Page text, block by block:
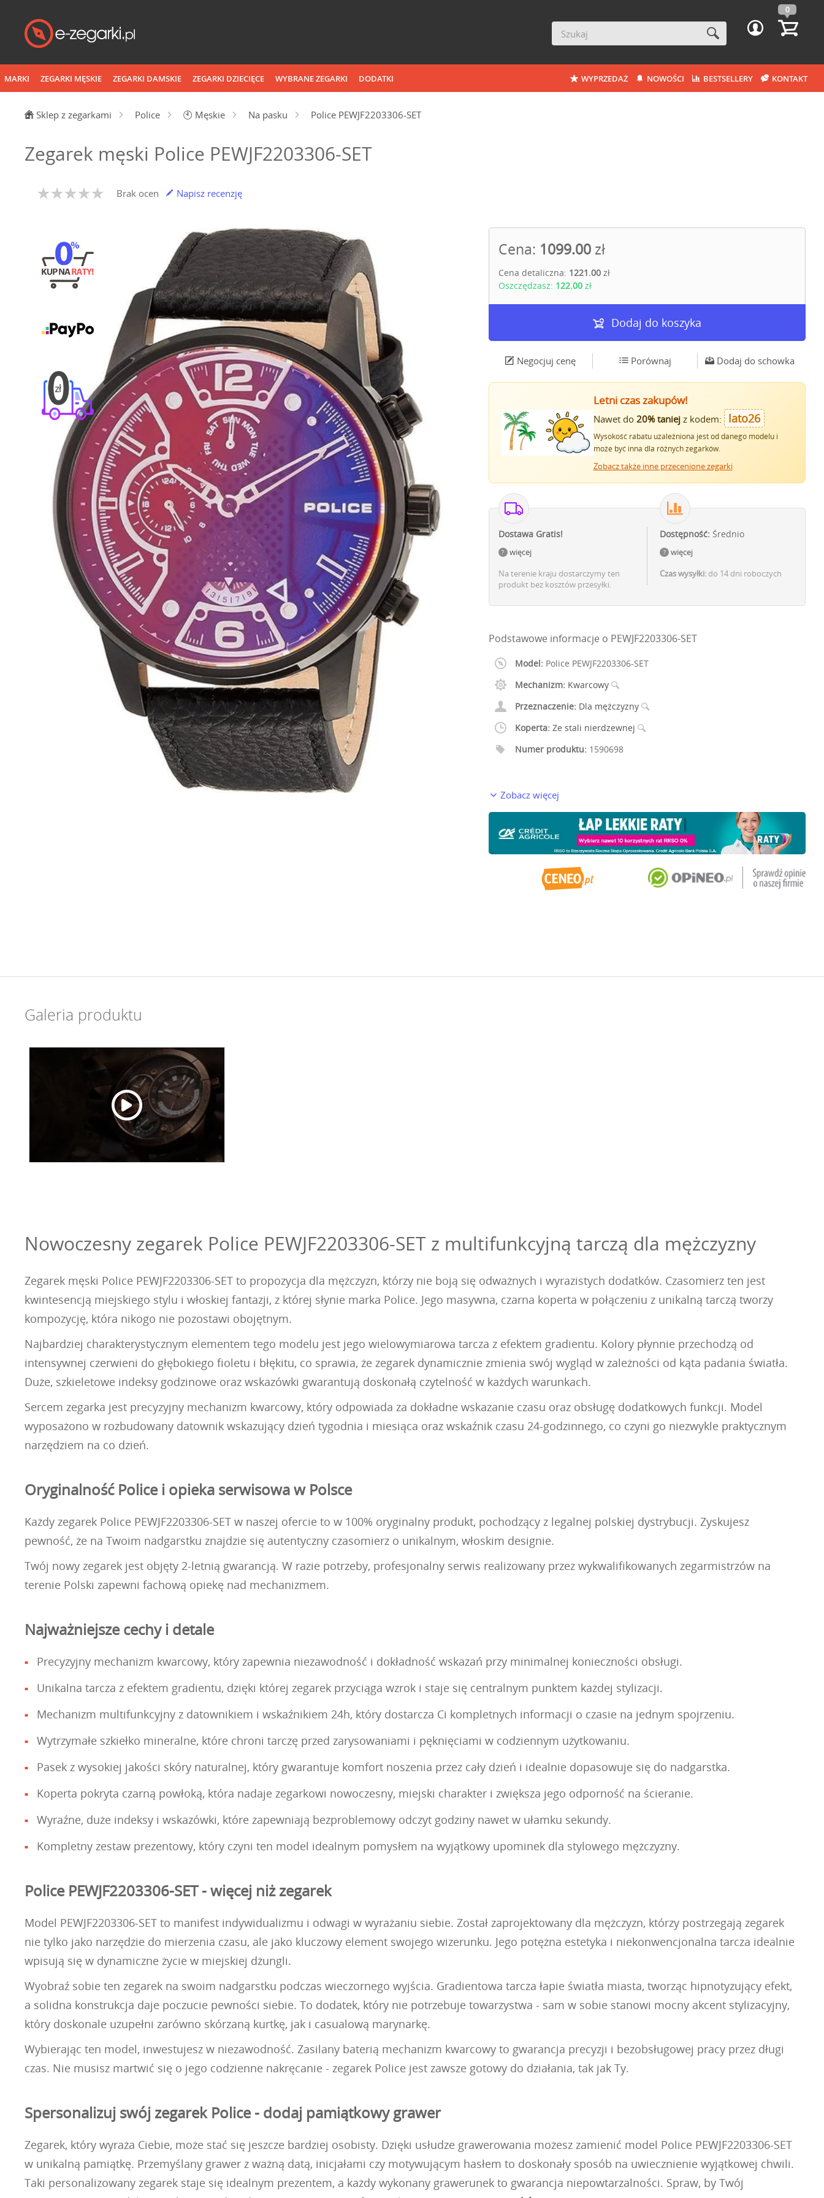
0
MARKI ZEGARKI MĘSKIE ZEGARKI DAMSKIE ZEGARKI DZIECIĘCE WYBRANE ZEGARKI DODATKI WYPRZEDAŻ NOWOŚCI BESTSELLERY KONTAKT
Sklep z zegarkami Police 🕙 Męskie Na pasku Police PEWJF2203306-SET
Zegarek męski Police PEWJF2203306-SET
Brak ocen Napisz recenzję
Cena: 1099.00 zł
Cena detaliczna: 1221.00zł
Oszczędzasz: 122.00zł
Dodaj do koszyka
Negocjuj cenę Porównaj Dodaj do schowka
Letni czas zakupów!
Nawet do 20% taniejz kodem: lato26
Wysokość rabatu uzależniona jest od danego modelu i
może być inna dla różnych zegarków.
Zobacz także inne przecenione zegarki
Dostawa Gratis!
więcej
Na terenie kraju dostarczymy ten
produkt bez kosztów przesyłki.
Dostępność:Średnio
więcej
Czas wysyłki: do 14 dni roboczych
Podstawowe informacje o PEWJF2203306-SET
Model: Police PEWJF2203306-SET
Mechanizm: Kwarcowy
Przeznaczenie: Dla mężczyzny
Koperta: Ze stali nierdzewnej
Numer produktu: 1590698
Zobacz więcej
Galeria produktu
Nowoczesny zegarek Police PEWJF2203306-SET z multifunkcyjną tarczą dla mężczyzny
Zegarek męski Police PEWJF2203306-SET to propozycja dla mężczyzn, którzy nie boją się odważnych i wyrazistych dodatków. Czasomierz ten jest
kwintesencją miejskiego stylu i włoskiej fantazji, z której słynie marka Police. Jego masywna, czarna koperta w połączeniu z unikalną tarczą tworzy
kompozycję, która nikogo nie pozostawi obojętnym.
Najbardziej charakterystycznym elementem tego modelu jest jego wielowymiarowa tarcza z efektem gradientu. Kolory płynnie przechodzą od
intensywnej czerwieni do głębokiego fioletu i błękitu, co sprawia, że zegarek dynamicznie zmienia swój wygląd w zależności od kąta padania światła.
Duże, szkieletowe indeksy godzinowe oraz wskazówki gwarantują doskonałą czytelność w każdych warunkach.
Sercem zegarka jest precyzyjny mechanizm kwarcowy, który odpowiada za dokładne wskazanie czasu oraz obsługę dodatkowych funkcji. Model
wyposażono w rozbudowany datownik wskazujący dzień tygodnia i miesiąca oraz wskaźnik czasu 24-godzinnego, co czyni go niezwykle praktycznym
narzędziem na co dzień.
Oryginalność Police i opieka serwisowa w Polsce
Każdy zegarek Police PEWJF2203306-SET w naszej ofercie to w 100% oryginalny produkt, pochodzący z legalnej polskiej dystrybucji. Zyskujesz
pewność, że na Twoim nadgarstku znajdzie się autentyczny czasomierz o unikalnym, włoskim designie.
Twój nowy zegarek jest objęty 2-letnią gwarancją. W razie potrzeby, profesjonalny serwis realizowany przez wykwalifikowanych zegarmistrzów na
terenie Polski zapewni fachową opiekę nad mechanizmem.
Najważniejsze cechy i detale
Precyzyjny mechanizm kwarcowy, który zapewnia niezawodność i dokładność wskazań przy minimalnej konieczności obsługi.
Unikalna tarcza z efektem gradientu, dzięki której zegarek przyciąga wzrok i staje się centralnym punktem każdej stylizacji.
Mechanizm multifunkcyjny z datownikiem i wskaźnikiem 24h, który dostarcza Ci kompletnych informacji o czasie na jednym spojrzeniu.
Wytrzymałe szkiełko mineralne, które chroni tarczę przed zarysowaniami i pęknięciami w codziennym użytkowaniu.
Pasek z wysokiej jakości skóry naturalnej, który gwarantuje komfort noszenia przez cały dzień i idealnie dopasowuje się do nadgarstka.
Koperta pokryta czarną powłoką, która nadaje zegarkowi nowoczesny, miejski charakter i zwiększa jego odporność na ścieranie.
Wyraźne, duże indeksy i wskazówki, które zapewniają bezproblemowy odczyt godziny nawet w ułamku sekundy.
Kompletny zestaw prezentowy, który czyni ten model idealnym pomysłem na wyjątkowy upominek dla stylowego mężczyzny.
Police PEWJF2203306-SET - więcej niż zegarek
Model PEWJF2203306-SET to manifest indywidualizmu i odwagi w wyrażaniu siebie. Został zaprojektowany dla mężczyzn, którzy postrzegają zegarek
nie tylko jako narzędzie do mierzenia czasu, ale jako kluczowy element swojego wizerunku. Jego potężna estetyka i niekonwencjonalna tarcza idealnie
wpisują się w dynamiczne życie w miejskiej dżungli.
Wyobraź sobie ten zegarek na swoim nadgarstku podczas wieczornego wyjścia. Gradientowa tarcza łapie światła miasta, tworząc hipnotyzujący efekt,
a solidna konstrukcja daje poczucie pewności siebie. To dodatek, który nie potrzebuje towarzystwa - sam w sobie stanowi mocny akcent stylizacyjny,
który doskonale uzupełni zarówno skórzaną kurtkę, jak i casualową marynarkę.
Wybierając ten model, inwestujesz w niezawodność. Zasilany baterią mechanizm kwarcowy to gwarancja precyzji i bezobsługowej pracy przez długi
czas. Nie musisz martwić się o jego codzienne nakręcanie - zegarek Police jest zawsze gotowy do działania, tak jak Ty.
Spersonalizuj swój zegarek Police - dodaj pamiątkowy grawer
Zegarek, który wyraża Ciebie, może stać się jeszcze bardziej osobisty. Dzięki usłudze grawerowania możesz zamienić model Police PEWJF2203306-SET
w unikalną pamiątkę. Przemyślany grawer z ważną datą, inicjałami czy motywującym hasłem to doskonały sposób na uwiecznienie wyjątkowej chwili.
Taki personalizowany zegarek staje się idealnym prezentem, a każdy wykonany grawerunek to gwarancja niepowtarzalności. Spraw, by Twój